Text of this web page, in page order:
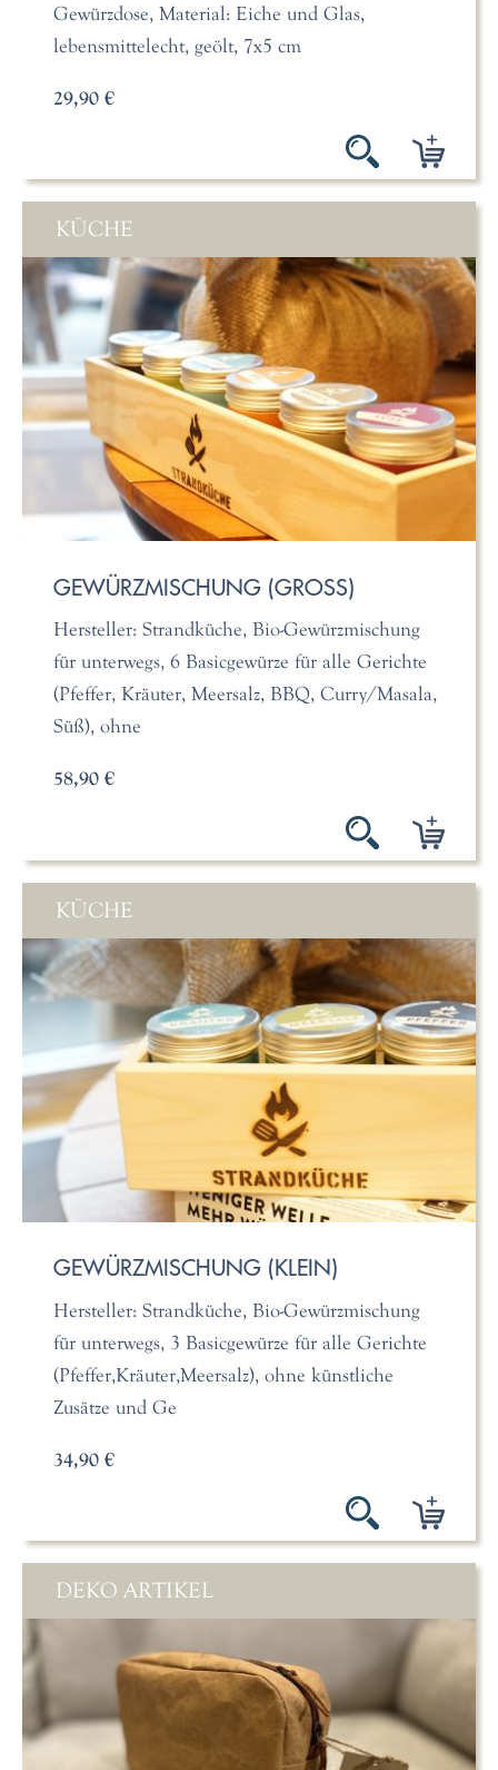
Gewürzdose, Material: Eiche und Glas,
lebensmittelecht, geölt, 7x5 cm
29,90 €
KÜCHE
GEWÜRZMISCHUNG (GROSS)
Hersteller: Strandküche, Bio-Gewürzmischung
für unterwegs, 6 Basicgewürze für alle Gerichte
(Pfeffer, Kräuter, Meersalz, BBQ, Curry/Masala,
Süß), ohne
58,90 €
KÜCHE
GEWÜRZMISCHUNG (KLEIN)
Hersteller: Strandküche, Bio-Gewürzmischung
für unterwegs, 3 Basicgewürze für alle Gerichte
(Pfeffer,Kräuter,Meersalz), ohne künstliche
Zusätze und Ge
34,90 €
DEKO ARTIKEL